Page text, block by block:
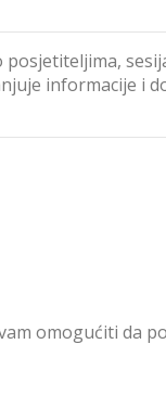
informacije i
omogućiti da